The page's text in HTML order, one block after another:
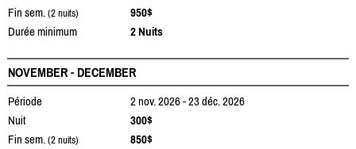
Fin sem. (2 nuits)
950$
Durée minimum
2 Nuits
NOVEMBER - DECEMBER
Période
2 nov. 2026 - 23 déc. 2026
Nuit
300$
Fin sem. (2 nuits)
850$